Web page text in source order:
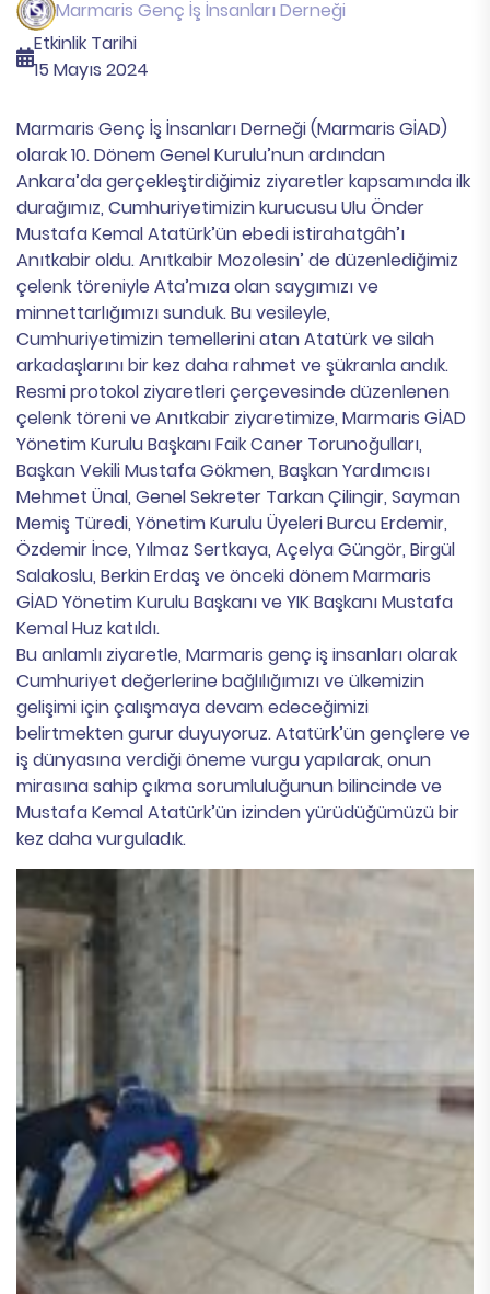
Marmaris Genç İş İnsanları Derneği
Etkinlik Tarihi
15 Mayıs 2024
Marmaris Genç İş İnsanları Derneği (Marmaris GİAD)
olarak 10. Dönem Genel Kurulu’nun ardından
Ankara’da gerçekleştirdiğimiz ziyaretler kapsamında ilk
durağımız, Cumhuriyetimizin kurucusu Ulu Önder
Mustafa Kemal Atatürk’ün ebedi istirahatgâh’ı
Anıtkabir oldu. Anıtkabir Mozolesin’ de düzenlediğimiz
çelenk töreniyle Ata’mıza olan saygımızı ve
minnettarlığımızı sunduk. Bu vesileyle,
Cumhuriyetimizin temellerini atan Atatürk ve silah
arkadaşlarını bir kez daha rahmet ve şükranla andık.​
Resmi protokol ziyaretleri çerçevesinde düzenlenen
çelenk töreni ve Anıtkabir ziyaretimize, Marmaris GİAD
Yönetim Kurulu Başkanı Faik Caner Torunoğulları,
Başkan Vekili Mustafa Gökmen, Başkan Yardımcısı
Mehmet Ünal, Genel Sekreter Tarkan Çilingir, Sayman
Memiş Türedi, Yönetim Kurulu Üyeleri Burcu Erdemir,
Özdemir İnce, Yılmaz Sertkaya, Açelya Güngör, Birgül
Salakoslu, Berkin Erdaş ve önceki dönem Marmaris
GİAD Yönetim Kurulu Başkanı ve YIK Başkanı Mustafa
Kemal Huz katıldı.​
Bu anlamlı ziyaretle, Marmaris genç iş insanları olarak
Cumhuriyet değerlerine bağlılığımızı ve ülkemizin
gelişimi için çalışmaya devam edeceğimizi
belirtmekten gurur duyuyoruz. Atatürk’ün gençlere ve
iş dünyasına verdiği öneme vurgu yapılarak, onun
mirasına sahip çıkma sorumluluğunun bilincinde ve
Mustafa Kemal Atatürk’ün izinden yürüdüğümüzü bir
kez daha vurguladık.​